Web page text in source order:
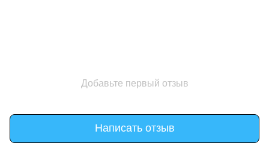
Добавьте первый отзыв
Написать отзыв